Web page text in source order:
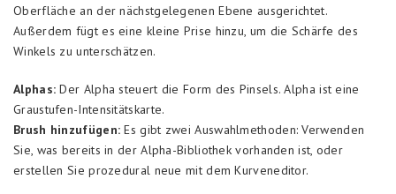
Oberfläche an der nächstgelegenen Ebene ausgerichtet.
Außerdem fügt es eine kleine Prise hinzu, um die Schärfe des
Winkels zu unterschätzen.
Alphas: Der Alpha steuert die Form des Pinsels. Alpha ist eine
Graustufen-Intensitätskarte.
Brush hinzufügen: Es gibt zwei Auswahlmethoden: Verwenden
Sie, was bereits in der Alpha-Bibliothek vorhanden ist, oder
erstellen Sie prozedural neue mit dem Kurveneditor.